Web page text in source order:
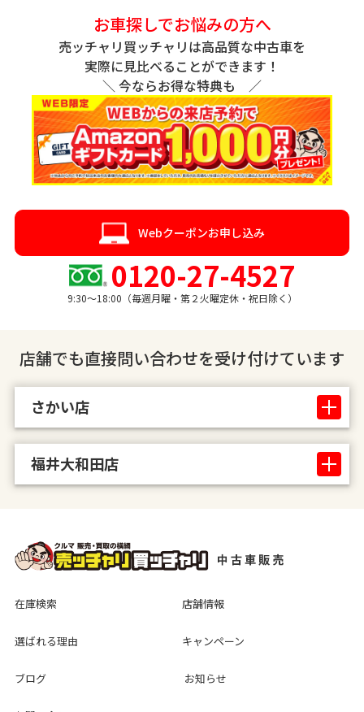
お車探しでお悩みの方へ
売ッチャリ買ッチャリは高品質な中古車を
実際に見比べることができます！
＼ 今ならお得な特典も ／
Webクーポンお申し込み
0120-27-4527
9:30〜18:00（毎週月曜・第２火曜定休・祝日除く）
店舗でも直接問い合わせを受け付けています
さかい店
福井大和田店
在庫検索 店舗情報
選ばれる理由 キャンペーン
ブログ お知らせ